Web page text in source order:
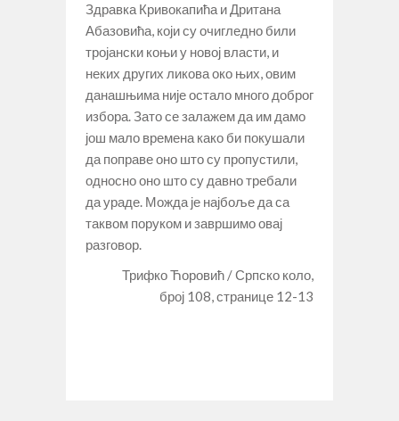
Здравка Кривокапића и Дритана
Абазовића, који су очигледно били
тројански коњи у новој власти, и
неких других ликова око њих, овим
данашњима није остало много доброг
избора. Зато се залажем да им дамо
још мало времена како би покушали
да поправе оно што су пропустили,
односно оно што су давно требали
да ураде. Можда је најбоље да са
таквом поруком и завршимо овај
разговор.
Трифко Ћоровић / Српско коло,
број 108, странице 12-13